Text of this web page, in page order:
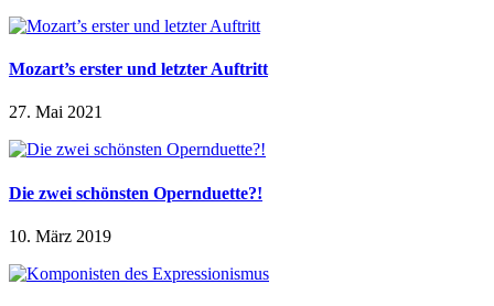
Mozart’s erster und letzter Auftritt
27. Mai 2021
Die zwei schönsten Opernduette?!
10. März 2019